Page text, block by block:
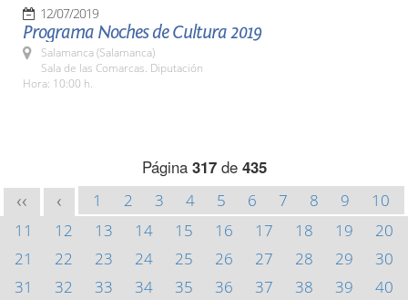
12/07/2019
Programa Noches de Cultura 2019
Salamanca (Salamanca)
Sala de las Comarcas. Diputación
Hora: 10:00 h.
Página 317de 435
<< < 1 2 3 4 5 6 7 8 9
10
11
12 13 14 15 16 17 18 19
20
21
22 23 24 25 26 27 28 29
30
31
32 33 34 35 36 37 38 39
40